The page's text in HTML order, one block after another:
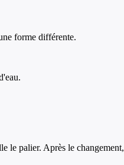
forme différente.
le palier. Après le